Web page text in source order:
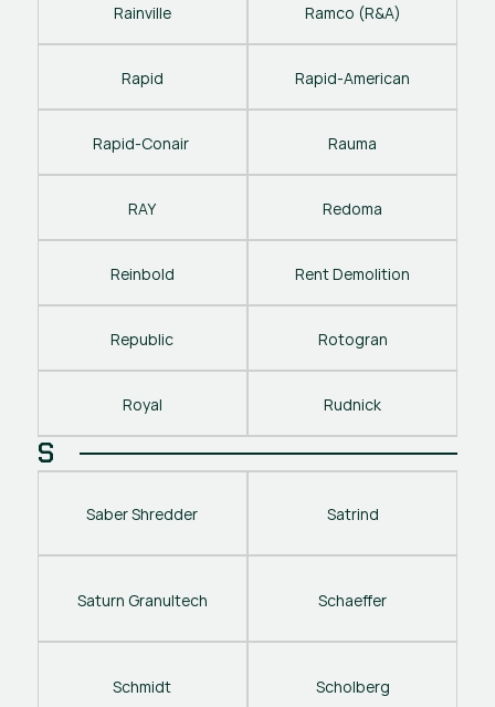
Rainville Ramco (R&A)
Rapid Rapid-American
Rapid-Conair Rauma
RAY Redoma
Reinbold Rent Demolition
Republic Rotogran
Royal Rudnick
S
Saber Shredder Satrind
Saturn Granultech Schaeffer
Schmidt Scholberg